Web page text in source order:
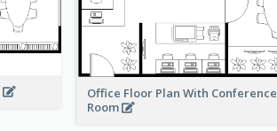
Office Floor Plan With Conference
Room